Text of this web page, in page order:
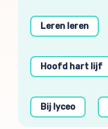
Leren leren
Hoofd hart lijf
Bij lyceo